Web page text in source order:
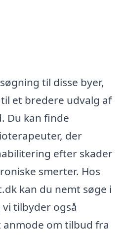
til disse byer,
et bredere udvalg af
Du kan finde
der
efter skader
smerter. Hos
kan du nemt søge i
tilbyder også
om tilbud fra